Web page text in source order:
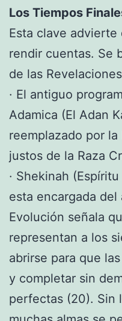
Los Tiempos
Esta clave
rendir cuentas. Se
de las
· El antiguo
Adamica (El Adan
reemplazado por
justos de la Raza
· Shekinah
esta encargada
Evolución señala
representan a los
abrirse para que
y completar sin
perfectas (20). Sin